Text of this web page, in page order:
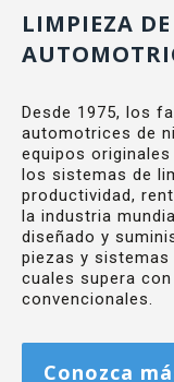
LIMPIEZA
Desde 1975, los
automotrices de
equipos
los sistemas de
productividad,
la industria
diseñado y
piezas y sistemas
cuales supera
convencionales.
Conozca